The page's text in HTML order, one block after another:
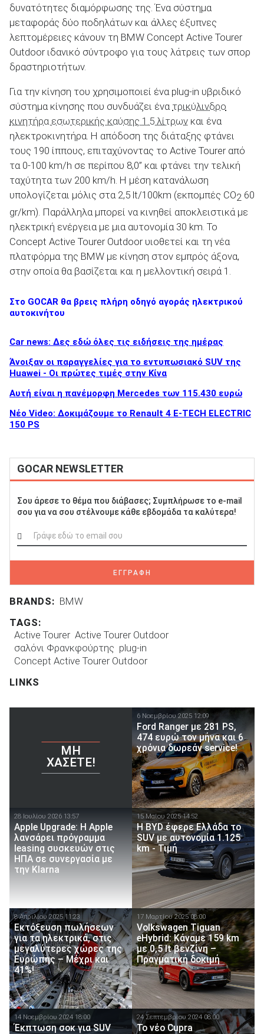
ΑΝΑΖΗΤΗΣΗ
δυνατότητες διαμόρφωσης της. Ένα σύστημα
μεταφοράς δύο ποδηλάτων και άλλες έξυπνες
λεπτομέρειες κάνουν τη BMW Concept Active Tourer
Outdoor ιδανικό σύντροφο για τους λάτρεις των σπορ
δραστηριοτήτων.
Για την κίνηση του χρησιμοποιεί ένα plug-in υβριδικό
σύστημα κίνησης που συνδυάζει ένα τρικύλινδρο
κινητήρα εσωτερικής καύσης 1.5 λίτρων και ένα
ηλεκτροκινητήρα. Η απόδοση της διάταξης φτάνει
τους 190 ίππους, επιταχύνοντας το Active Tourer από
τα 0-100 km/h σε περίπου 8,0’’ και φτάνει την τελική
ταχύτητα των 200 km/h. Η μέση κατανάλωση
υπολογίζεται μόλις στα 2,5 lt/100km (εκπομπές CO2 60
gr/km). Παράλληλα μπορεί να κινηθεί αποκλειστικά με
ηλεκτρική ενέργεια με μια αυτονομία 30 km. Το
Concept Active Tourer Outdoor υιοθετεί και τη νέα
πλατφόρμα της BMW με κίνηση στον εμπρός άξονα,
στην οποία θα βασίζεται και η μελλοντική σειρά 1.
Στο GOCAR θα βρεις πλήρη οδηγό αγοράς ηλεκτρικού
αυτοκινήτου
Car news: Δες εδώ όλες τις ειδήσεις της ημέρας
Άνοιξαν οι παραγγελίες για το εντυπωσιακό SUV της
Huawei - Οι πρώτες τιμές στην Κίνα
Αυτή είναι η πανέμορφη Mercedes των 115.430 ευρώ
Νέο Video: Δοκιμάζουμε το Renault 4 E-TECH ELECTRIC
150 PS
GOCAR NEWSLETTER
Σου άρεσε το θέμα που διάβασες; Συμπλήρωσε το e-mail
σου για να σου στέλνουμε κάθε εβδομάδα τα καλύτερα!
ΕΓΓΡΑΦΗ
BRANDS: BMW
TAGS:
Active Tourer Active Tourer Outdoor
σαλόνι Φρανκφούρτης plug-in
Concept Active Tourer Outdoor
LINKS
ΜΗ
ΧΆΣΕΤΕ!
6 Νοεμβρίου 2025 12:09
Ford Ranger με 281 PS,
474 ευρώ τον μήνα και 6
χρόνια δωρεάν service!
28 Ιουλίου 2026 13:57
Apple Upgrade: Η Apple
λανσάρει πρόγραμμα
leasing συσκευών στις
ΗΠΑ σε συνεργασία με
την Klarna
15 Μαίου 2025 14:52
Η BYD έφερε Ελλάδα το
SUV με αυτονομία 1.125
km - Τιμή
8 Απριλίου 2025 11:23
Εκτόξευση πωλήσεων
για τα ηλεκτρικά, στις
μεγαλύτερες χώρες της
Ευρώπης – Μέχρι και
41%!
17 Μαρτίου 2025 08:00
Volkswagen Tiguan
eHybrid: Κάναμε 159 km
με 0,5 lt βενζίνη –
Πραγματική δοκιμή
14 Νοεμβρίου 2024 18:00
Έκπτωση σοκ για SUV
24 Σεπτεμβρίου 2024 08:00
To νέο Cupra